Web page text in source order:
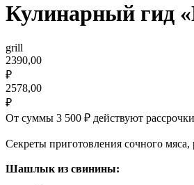
Кулинарный гид
grill
2390,00
₽
2578,00
₽
От суммы 3 500 ₽ действуют
Секреты приготовления сочного
Шашлык из свинины: